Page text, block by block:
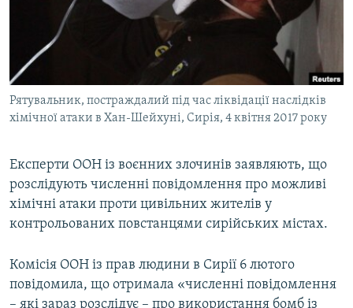
ДЕПОРТАЦІЯ
ВІДЕОУРОКИ «ELIFBE»
УКРАЇНСЬКА ПРОБЛЕМА КРИМУ
ЯК ОБІЙТИ БЛОКУВАННЯ
Русский
Qırımtatar
Усі сайти RFE/RL
Рятувальник, постраждалий під час ліквідації наслідків
хімічної атаки в Хан-Шейхуні, Сирія, 4 квітня 2017 року
Експерти ООН із воєнних злочинів заявляють, що
розслідують численні повідомлення про можливі
хімічні атаки проти цивільних жителів у
контрольованих повстанцями сирійських містах.
Комісія ООН із прав людини в Сирії 6 лютого
повідомила, що отримала «численні повідомлення
– які зараз розслідує – про використання бомб із